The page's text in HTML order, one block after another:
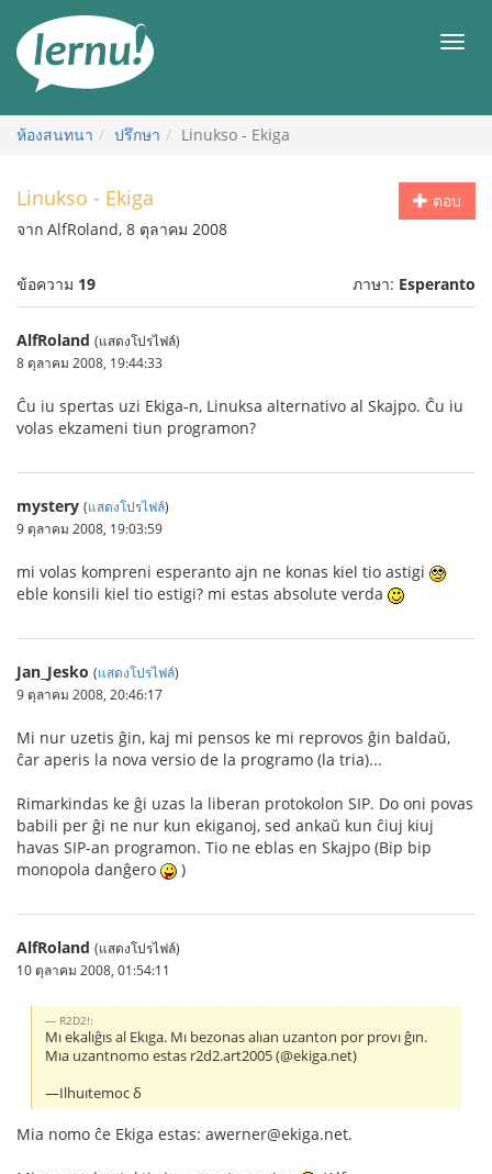
สารบัญ
เมนู
ห้องสนทนา ปรึกษา Linukso - Ekiga
ตอบ
Linukso - Ekiga
จาก AlfRoland, 8 ตุลาคม 2008
ข้อความ 19 ภาษา: Esperanto
AlfRoland (แสดงโปรไฟล์)
8 ตุลาคม 2008, 19:44:33
Ĉu iu spertas uzi Ekiga-n, Linuksa alternativo al Skajpo. Ĉu iu
volas ekzameni tiun programon?
mystery (แสดงโปรไฟล์)
9 ตุลาคม 2008, 19:03:59
mi volas kompreni esperanto ajn ne konas kiel tio astigi
eble konsili kiel tio estigi? mi estas absolute verda
Jan_Jesko (แสดงโปรไฟล์)
9 ตุลาคม 2008, 20:46:17
Mi nur uzetis ĝin, kaj mi pensos ke mi reprovos ĝin baldaŭ,
ĉar aperis la nova versio de la programo (la tria)...
Rimarkindas ke ĝi uzas la liberan protokolon SIP. Do oni povas
babili per ĝi ne nur kun ekiganoj, sed ankaŭ kun ĉiuj kiuj
havas SIP-an programon. Tio ne eblas en Skajpo (Bip bip
monopola danĝero
)
AlfRoland (แสดงโปรไฟล์)
10 ตุลาคม 2008, 01:54:11
R2D2!:
Mı ekalıĝıs al Ekıga. Mı bezonas alıan uzanton por provı ĝın.
Mıa uzantnomo estas r2d2.art2005 (@ekiga.net)
—Ilhuıtemoc δ
Mia nomo ĉe Ekiga estas: awerner@ekiga.net.